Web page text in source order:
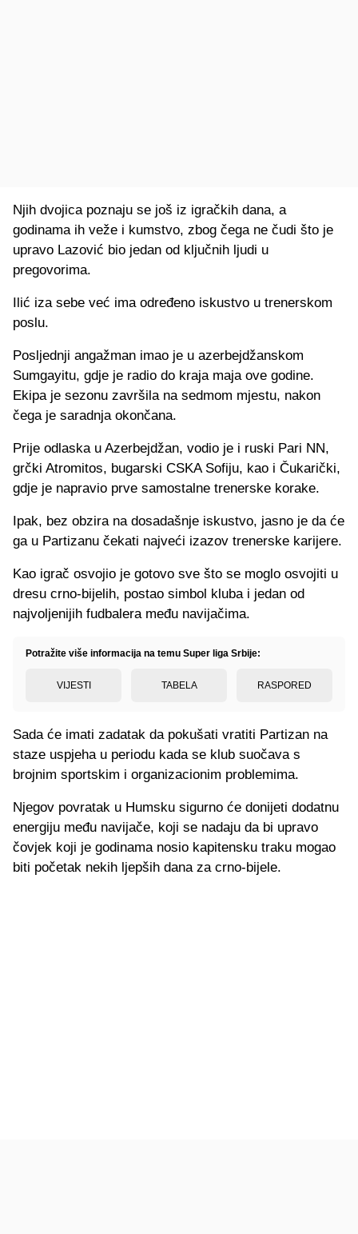
Njih dvojica poznaju se još iz igračkih dana, a
godinama ih veže i kumstvo, zbog čega ne čudi što je
upravo Lazović bio jedan od ključnih ljudi u
pregovorima.
Ilić iza sebe već ima određeno iskustvo u trenerskom
poslu.
Posljednji angažman imao je u azerbejdžanskom
Sumgayitu, gdje je radio do kraja maja ove godine.
Ekipa je sezonu završila na sedmom mjestu, nakon
čega je saradnja okončana.
Prije odlaska u Azerbejdžan, vodio je i ruski Pari NN,
grčki Atromitos, bugarski CSKA Sofiju, kao i Čukarički,
gdje je napravio prve samostalne trenerske korake.
Ipak, bez obzira na dosadašnje iskustvo, jasno je da će
ga u Partizanu čekati najveći izazov trenerske karijere.
Kao igrač osvojio je gotovo sve što se moglo osvojiti u
dresu crno-bijelih, postao simbol kluba i jedan od
najvoljenijih fudbalera među navijačima.
Potražite više informacija na temu Super liga Srbije:
VIJESTI TABELA RASPORED
Sada će imati zadatak da pokušati vratiti Partizan na
staze uspjeha u periodu kada se klub suočava s
brojnim sportskim i organizacionim problemima.
Njegov povratak u Humsku sigurno će donijeti dodatnu
energiju među navijače, koji se nadaju da bi upravo
čovjek koji je godinama nosio kapitensku traku mogao
biti početak nekih ljepših dana za crno-bijele.